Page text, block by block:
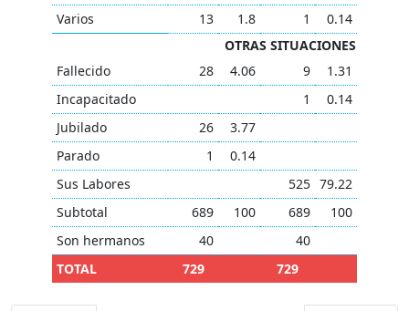
Varios
13 1.8 1
0.14
OTRAS SITUACIONES
Fallecido
28 4.06 9
1.31
Incapacitado
1
0.14
Jubilado
26
3.77
Parado
1
0.14
Sus Labores
525 79.22
Subtotal
689 100 689
100
Son hermanos
40
40
TOTAL
729 729